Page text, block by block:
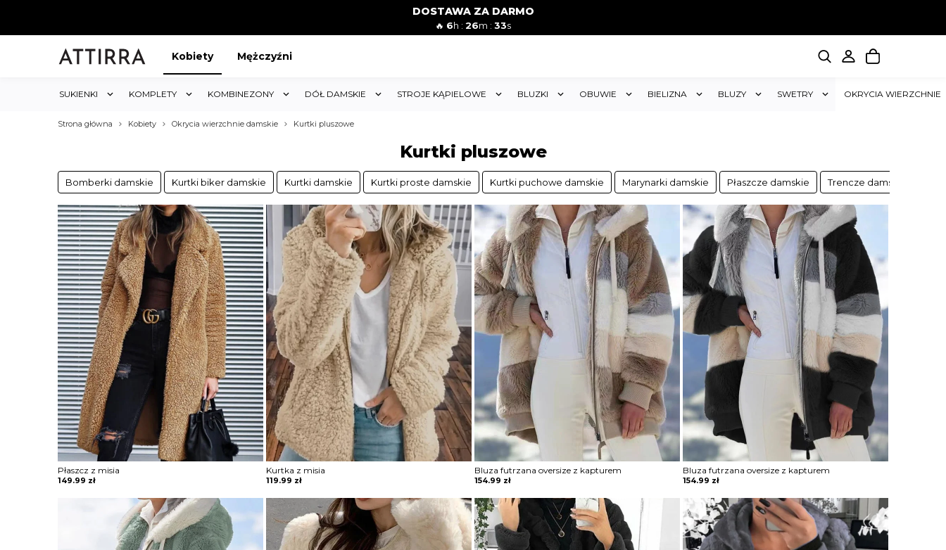
DOSTAWA ZA DARMO
🔥 6h : 26m : 32s
Kobiety Mężczyźni
SUKIENKI KOMPLETY KOMBINEZONY DÓŁ DAMSKIE STROJE KĄPIELOWE BLUZKI OBUWIE BIELIZNA BLUZY SWETRY OKRYCIA WIERZCHNIE
Strona główna Kobiety Okrycia wierzchnie damskie Kurtki pluszowe
Kurtki pluszowe
Bomberki damskie Kurtki biker damskie Kurtki damskie Kurtki proste damskie Kurtki puchowe damskie Marynarki damskie Płaszcze damskie Trencze damskie
Płaszcz z misia
149.99 zł
Kurtka z misia
119.99 zł
Bluza futrzana oversize z kapturem
154.99 zł
Bluza futrzana oversize z kapturem
154.99 zł